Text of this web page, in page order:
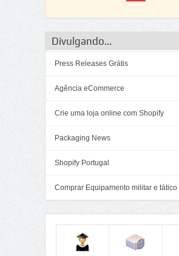
Divulgando...
Press Releases Grátis
Agência eCommerce
Crie uma loja online com Shopify
Packaging News
Shopify Portugal
Comprar Equipamento militar e tático